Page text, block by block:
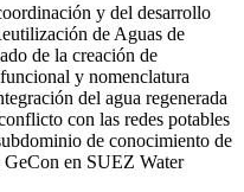
y del desarrollo
de Aguas de
de la creación de
y nomenclatura
del agua regenerada
con las redes potables
de conocimiento de
GeCon en SUEZ Water